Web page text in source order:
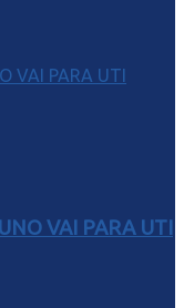
VAI PARA UTI